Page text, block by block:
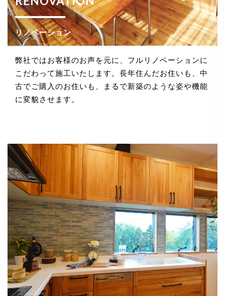
リノベーション
弊社ではお客様のお声を元に、フルリノベーションに
こだわって施工いたします。長年住んだお住いも、中
古でご購入のお住いも、まるで新築のような姿や機能
に変貌させます。
法令、規範の遵守と見直し
当社は、保有する個人情報に関して適用される日本の
法令、その他規範を遵守するとともに、本ポリシーの
内容を適宜見直し、その改善に努めます。
お問い合せ
保ち、個人情報への不正アクセス・紛失・破損・改ざ
ん・漏洩などを防止するため、セキュリティシステム
の維持・管理体制の整備・社員教育の徹底等の必要な
措置を講じ、安全対策を実施し個人情報の厳重な管理
を行ないます。